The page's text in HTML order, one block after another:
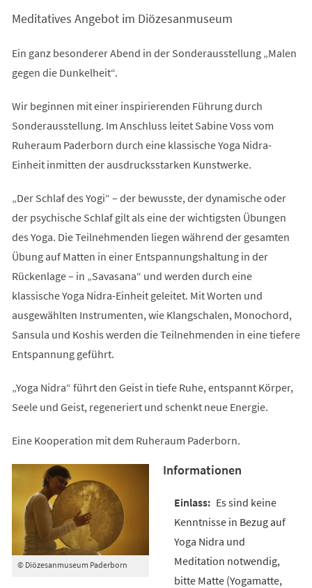
neuen
Meditatives Angebot im Diözesanmuseum
Ein ganz besonderer Abend in der Sonderausstellung „Malen
gegen die Dunkelheit“.
Wir beginnen mit einer inspirierenden Führung durch
Sonderausstellung. Im Anschluss leitet Sabine Voss vom
Ruheraum Paderborn durch eine klassische Yoga Nidra-
Einheit inmitten der ausdrucksstarken Kunstwerke.
„Der Schlaf des Yogi“ – der bewusste, der dynamische oder
der psychische Schlaf gilt als eine der wichtigsten Übungen
des Yoga. Die Teilnehmenden liegen während der gesamten
Übung auf Matten in einer Entspannungshaltung in der
Rückenlage – in „Savasana“ und werden durch eine
klassische Yoga Nidra-Einheit geleitet. Mit Worten und
ausgewählten Instrumenten, wie Klangschalen, Monochord,
Sansula und Koshis werden die Teilnehmenden in eine tiefere
Entspannung geführt.
„Yoga Nidra“ führt den Geist in tiefe Ruhe, entspannt Körper,
Seele und Geist, regeneriert und schenkt neue Energie.
Eine Kooperation mit dem Ruheraum Paderborn.
© Diözesanmuseum Paderborn
Informationen
Es sind keine
Kenntnisse in Bezug auf
Yoga Nidra und
Meditation notwendig,
bitte Matte (Yogamatte,